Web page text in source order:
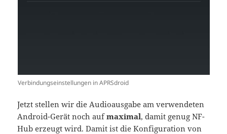
Verbindungseinstellungen in APRSdroid
Jetzt stellen wir die Audioausgabe am verwendeten
Android-Gerät noch aufmaximal, damit genug NF-
Hub erzeugt wird. Damit ist die Konfiguration von